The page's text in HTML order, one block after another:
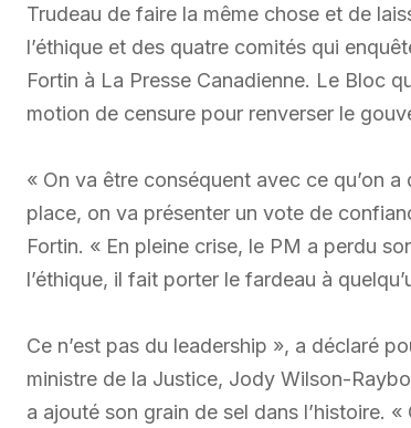
Trudeau de faire la même chose et de
l’éthique et des quatre comités qui
Fortin à La Presse Canadienne. Le Bloc
motion de censure pour renverser le
« On va être conséquent avec ce qu’on
place, on va présenter un vote de
Fortin. « En pleine crise, le PM a perdu
l’éthique, il fait porter le fardeau à
Ce n’est pas du leadership », a déclaré
ministre de la Justice, Jody Wilson-
a ajouté son grain de sel dans l’histoire.